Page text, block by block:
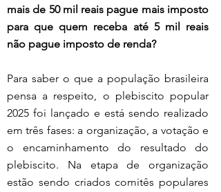
mais de 50 mil reais pague mais imposto
para que quem receba até 5 mil reais
não pague imposto de renda?
Para saber o que a população brasileira
pensa a respeito, o plebiscito popular
2025 foi lançado e está sendo realizado
em três fases: a organização, a votação e
o encaminhamento do resultado do
plebiscito. Na etapa de organização
estão sendo criados comitês populares